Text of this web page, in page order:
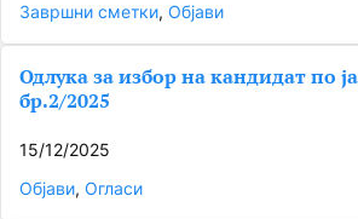
Завршни сметки, Објави
Одлука за избор на кандидат по
бр.2/2025
15/12/2025
Објави, Огласи